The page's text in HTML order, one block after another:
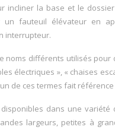
incliner la base et le
un fauteuil élévateur en
interrupteur.
noms différents utilisés
électriques », « chaises
de ces termes fait
dans une
largeurs, petites à